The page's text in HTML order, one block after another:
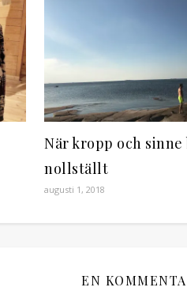
När kropp och
nollställt
augusti 1, 2018
EN